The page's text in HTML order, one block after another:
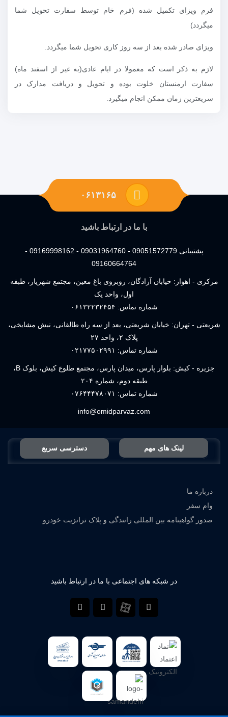
فرم ویزای تکمیل شده (فرم خام توسط سفارت تحویل شما
میگردد)
ویزای صادر شده بعد از سه روز کاری تحویل شما میگردد.
لازم به ذکر است که معمولا در ایام عادی(به غیر از اسفند ماه)
سفارت ارمنستان خلوت بوده و تحویل و دریافت مدارک در
سریعترین زمان ممکن انجام میگیرد.
۰۶۱۳۱۶۵
با ما در ارتباط باشید
پشتیبانی 09051572779 - 09031964760 - 09169998162 -
09160664764
مرکزی - اهواز: خیابان آزادگان، روبروی باغ معین، مجتمع شهریار، طبقه
اول، واحد یک
شماره تماس: ۰۶۱۳۲۲۳۲۴۵۴
شریعتی - تهران: خیابان شریعتی، بعد از سه راه طالقانی، نبش مشایخی،
پلاک ۲، واحد ۲۷
شماره تماس: ۰۲۱۷۷۵۰۲۹۹۱
جزیره - کیش: بلوار پارس، میدان پارس، مجتمع طلوع کیش، بلوک B،
طبقه دوم، شماره ۲۰۴
شماره تماس: ۰۷۶۴۴۴۷۸۰۷۱
info@omidparvaz.com
لینک های مهم دسترسی سریع
درباره ما
وام سفر
صدور گواهینامه بین المللی رانندگی و پلاک ترانزیت خودرو
در شبکه های اجتماعی با ما در ارتباط باشید